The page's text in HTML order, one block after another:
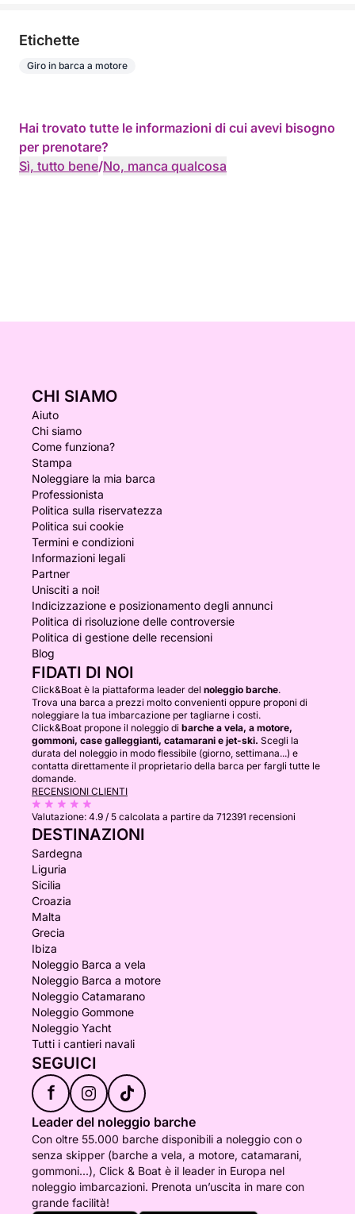
Etichette
Giro in barca a motore
Hai trovato tutte le informazioni di cui avevi bisogno
per prenotare?
Sì, tutto bene/No, manca qualcosa
CHI SIAMO
Aiuto
Chi siamo
Come funziona?
Stampa
Noleggiare la mia barca
Professionista
Politica sulla riservatezza
Politica sui cookie
Termini e condizioni
Informazioni legali
Partner
Unisciti a noi!
Indicizzazione e posizionamento degli annunci
Politica di risoluzione delle controversie
Politica di gestione delle recensioni
Blog
FIDATI DI NOI
Click&Boat è la piattaforma leader del noleggio barche.
Trova una barca a prezzi molto convenienti oppure proponi di
noleggiare la tua imbarcazione per tagliarne i costi.
Click&Boat propone il noleggio di barche a vela, a motore,
gommoni, case galleggianti, catamarani e jet-ski. Scegli la
durata del noleggio in modo flessibile (giorno, settimana...) e
contatta direttamente il proprietario della barca per fargli tutte le
domande.
RECENSIONI CLIENTI
Valutazione: 4.9 / 5 calcolata a partire da 712391 recensioni
DESTINAZIONI
Sardegna
Liguria
Sicilia
Croazia
Malta
Grecia
Ibiza
Noleggio Barca a vela
Noleggio Barca a motore
Noleggio Catamarano
Noleggio Gommone
Noleggio Yacht
Tutti i cantieri navali
SEGUICI
f
Leader del noleggio barche
Con oltre 55.000 barche disponibili a noleggio con o
senza skipper (barche a vela, a motore, catamarani,
gommoni...), Click & Boat è il leader in Europa nel
noleggio imbarcazioni. Prenota un’uscita in mare con
grande facilità!